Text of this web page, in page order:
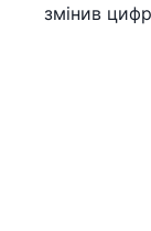
змінив